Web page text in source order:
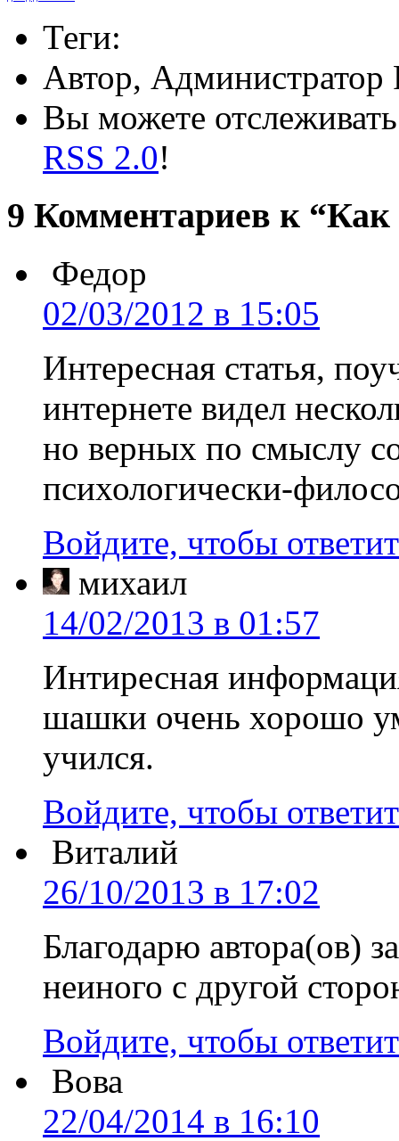
Теги:
Автор, Администратор
Вы можете отслеживать
RSS 2.0!
9 Комментариев к
Федор
02/03/2012 в 15:05
Интересная статья,
интернете видел
но верных по смыслу
психологически-
Войдите, чтобы
михаил
14/02/2013 в 01:57
Интиресная
шашки очень хорошо
учился.
Войдите, чтобы
Виталий
26/10/2013 в 17:02
Благодарю автора(ов)
неиного с другой
Войдите, чтобы
Вова
22/04/2014 в 16:10